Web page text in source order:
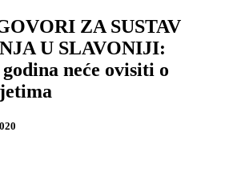
ZA SUSTAV
U SLAVONIJI:
neće ovisiti o